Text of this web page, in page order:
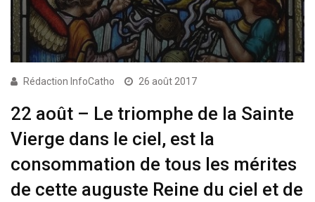
Rédaction InfoCatho 26 août 2017
22 août – Le triomphe de la Sainte
Vierge dans le ciel, est la
consommation de tous les mérites
de cette auguste Reine du ciel et de